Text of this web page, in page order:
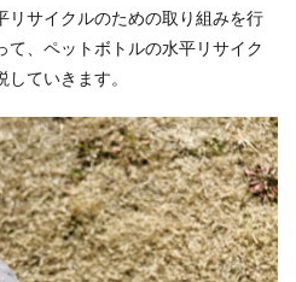
リサイクルのための取り組みを行
て、ペットボトルの水平リサイク
ていきます。